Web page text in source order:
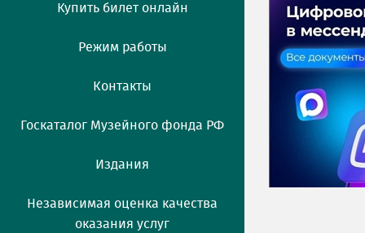
Купить билет онлайн
Режим работы
Контакты
Госкаталог Музейного фонда РФ
Издания
Независимая оценка качества
оказания услуг